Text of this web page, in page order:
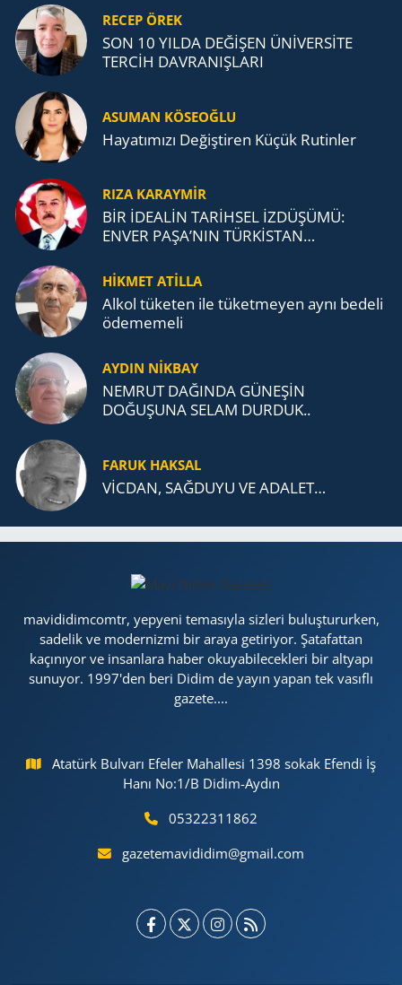
RECEP ÖREK
SON 10 YILDA DEĞİŞEN ÜNİVERSİTE
TERCİH DAVRANIŞLARI
ASUMAN KÖSEOĞLU
Ha­ya­tı­mı­zı De­ğiş­ti­ren Küçük Ru­tin­ler
RIZA KARAYMIR
BİR İDEALİN TARİHSEL İZDÜŞÜMÜ:
ENVER PAŞA’NIN TÜRKİSTAN
TEŞKİLATI’NA UZANAN MİRASI
HİKMET ATİLLA
Alkol tü­ke­ten ile tü­ket­me­yen aynı be­de­li
öde­me­me­li
AYDIN NİKBAY
NEMRUT DAĞINDA GÜNEŞİN
DOĞUŞUNA SELAM DURDUK..
FARUK HAKSAL
VİCDAN, SAĞ­DU­YU VE ADA­LET…
mavididimcomtr, yepyeni temasıyla sizleri buluştururken,
sadelik ve modernizmi bir araya getiriyor. Şatafattan
kaçınıyor ve insanlara haber okuyabilecekleri bir altyapı
sunuyor. 1997'den beri Didim de yayın yapan tek vasıflı
gazete....
Atatürk Bulvarı Efeler Mahallesi 1398 sokak Efendi İş
Hanı No:1/B Didim-Aydın
05322311862
gazetemavididim@gmail.com